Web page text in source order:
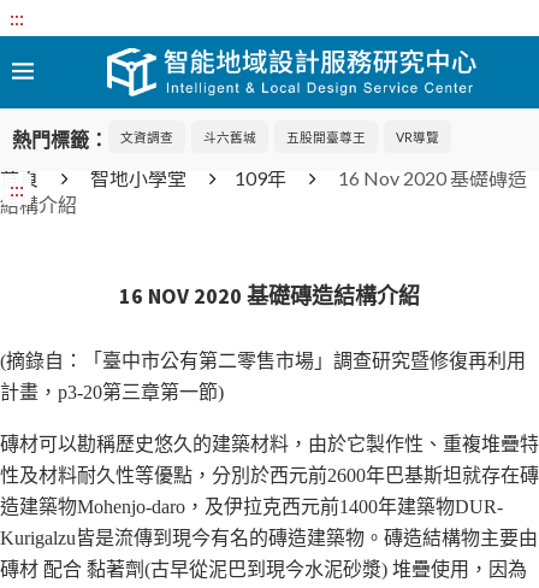
:::
熱門標籤： 文資調查 斗六舊城 五股開臺尊王 VR導覽
:::
首頁 智地小學堂 109年
16 Nov 2020 基礎磚造
結構介紹
16 NOV 2020 基礎磚造結構介紹
(摘錄自：「臺中市公有第二零售市場」調查研究暨修復再利用
計畫，p3-20第三章第一節)
磚材可以勘稱歷史悠久的建築材料，由於它製作性、重複堆疊特
性及材料耐久性等優點，分別於西元前2600年巴基斯坦就存在磚
造建築物Mohenjo-daro，及伊拉克西元前1400年建築物DUR-
Kurigalzu皆是流傳到現今有名的磚造建築物。磚造結構物主要由
磚材 配合 黏著劑(古早從泥巴到現今水泥砂漿) 堆疊使用，因為